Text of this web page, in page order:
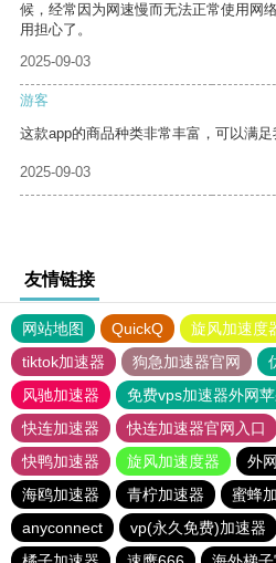
候，经常因为网速慢而无法正常使用网
用担心了。
2025-09-03
游客
这款app的商品种类非常丰富，可以满足
2025-09-03
友情链接
网站地图 QuickQ 旋风加速度
tiktok加速器
狗急加速器官网
风驰加速器
免费vps加速器外网
快连加速器
快连加速器官网入口
快鸭加速器
旋风加速度器 外
海鸥加速器
青柠加速器 蜜蜂
anyconnect
vp(永久免费)加速器